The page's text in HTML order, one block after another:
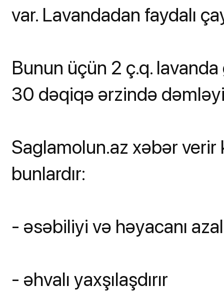
var. Lavandadan faydalı
Bunun üçün 2 ç.q.
30 dəqiqə ərzində
Saglamolun.az xəbər verir
bunlardır:
- əsəbiliyi və həyacanı
- əhvalı yaxşılaşdırır